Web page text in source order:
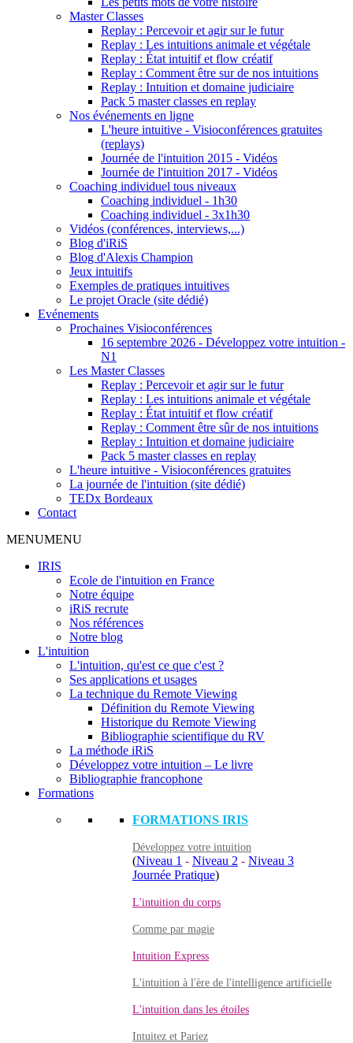
Master Classes
Replay : Percevoir et agir sur le futur
Replay : Les intuitions animale et végétale
Replay : État intuitif et flow créatif
Replay : Comment être sur de nos intuitions
Replay : Intuition et domaine judiciaire
Pack 5 master classes en replay
Nos événements en ligne
L'heure intuitive - Visioconférences gratuites
(replays)
Journée de l'intuition 2015 - Vidéos
Journée de l'intuition 2017 - Vidéos
Coaching individuel tous niveaux
Coaching individuel - 1h30
Coaching individuel - 3x1h30
Vidéos (conférences, interviews,...)
Blog d'iRiS
Blog d'Alexis Champion
Jeux intuitifs
Exemples de pratiques intuitives
Le projet Oracle (site dédié)
Evénements
Prochaines Visioconférences
16 septembre 2026 - Développez votre intuition -
N1
Les Master Classes
Replay : Percevoir et agir sur le futur
Replay : Les intuitions animale et végétale
Replay : État intuitif et flow créatif
Replay : Comment être sûr de nos intuitions
Replay : Intuition et domaine judiciaire
Pack 5 master classes en replay
L'heure intuitive - Visioconférences gratuites
La journée de l'intuition (site dédié)
TEDx Bordeaux
Contact
MENUMENU
IRIS
Ecole de l'intuition en France
Notre équipe
iRiS recrute
Nos références
Notre blog
L'intuition
L'intuition, qu'est ce que c'est ?
Ses applications et usages
La technique du Remote Viewing
Définition du Remote Viewing
Historique du Remote Viewing
Bibliographie scientifique du RV
La méthode iRiS
Développez votre intuition – Le livre
Bibliographie francophone
Formations
FORMATIONS IRIS
Développez votre intuition
(Niveau 1 - Niveau 2 - Niveau 3
Journée Pratique)
L'intuition du corps
Comme par magie
Intuition Express
L'intuition à l'ère de l'intelligence artificielle
L'intuition dans les étoiles
Intuitez et Pariez